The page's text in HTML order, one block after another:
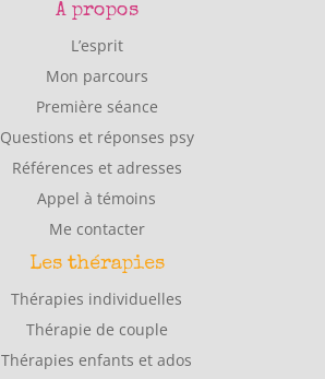
A propos
L’esprit
Mon parcours
Première séance
Questions et réponses psy
Références et adresses
Appel à témoins
Me contacter
Les thérapies
Thérapies individuelles
Thérapie de couple
Thérapies enfants et ados